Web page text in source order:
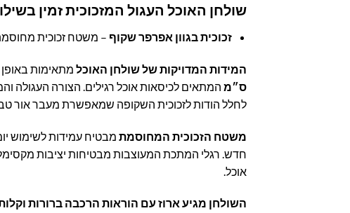
שולחן האוכל העגול המזכוכית זמין
זכוכית בגוון אפרפר שקוף – משטח זכוכית
המידות המדויקות של שולחן האוכל מתאימות באופן
ס״מ המתאים לכיסאות אוכל רגילים. הצורה העגולה
לחלל הודות לזכוכית השקופה שמאפשרת מעבר אור
משטח הזכוכית המחוסמת מבטיח עמידות לשימוש
חדש. רגלי המתכת המעוצבות מבטיחות יציבות
אוכל.
השולחן מגיע ארוז עם הוראות הרכבה ברורות